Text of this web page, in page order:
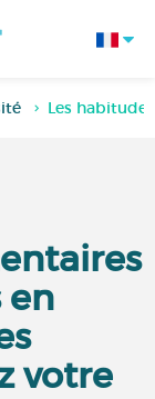
Les
en
votre